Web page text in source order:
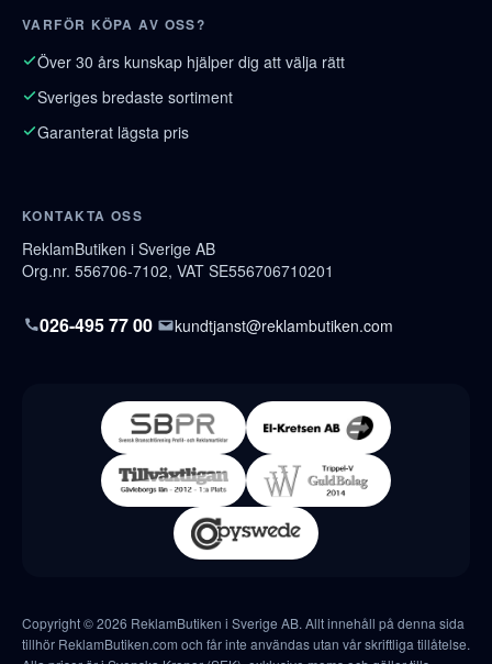
VARFÖR KÖPA AV OSS?
Över 30 års kunskap hjälper dig att välja rätt
Sveriges bredaste sortiment
Garanterat lägsta pris
KONTAKTA OSS
ReklamButiken i Sverige AB
Org.nr. 556706-7102, VAT SE556706710201
026-495 77 00 kundtjanst@reklambutiken.com
Copyright © 2026 ReklamButiken i Sverige AB. Allt innehåll på denna sida
tillhör ReklamButiken.com och får inte användas utan vår skriftliga tillåtelse.